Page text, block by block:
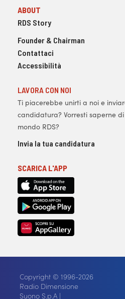
ABOUT
RDS Story
Founder & Chairman
Contattaci
Accessibilità
LAVORA CON NOI
Ti piacerebbe unirti a noi e
candidatura? Vorresti saperne
mondo RDS?
Invia la tua candidatura
SCARICA L'APP
Copyright © 1996-2026
Radio Dimensione
Suono S.p.A |